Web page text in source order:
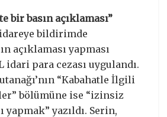
bir basın açıklaması”
bildirimde
açıklaması yapması
idari para cezası uygulandı.
“Kabahatle İlgili
bölümüne ise “izinsiz
yapmak” yazıldı. Serin,